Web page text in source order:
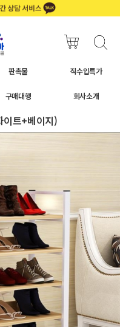
판촉물 직수입특가
구매대행 회사소개
이트+베이지)